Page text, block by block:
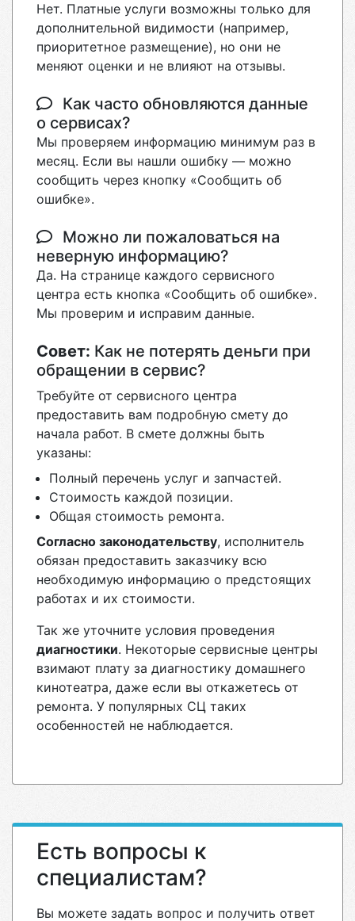
Нет. Платные услуги возможны только для
дополнительной видимости (например,
приоритетное размещение), но они не
меняют оценки и не влияют на отзывы.
Как часто обновляются данные
о сервисах?
Мы проверяем информацию минимум раз в
месяц. Если вы нашли ошибку — можно
сообщить через кнопку «Сообщить об
ошибке».
Можно ли пожаловаться на
неверную информацию?
Да. На странице каждого сервисного
центра есть кнопка «Сообщить об ошибке».
Мы проверим и исправим данные.
Совет: Как не потерять деньги при
обращении в сервис?
Требуйте от сервисного центра
предоставить вам подробную смету до
начала работ. В смете должны быть
указаны:
Полный перечень услуг и запчастей.
Стоимость каждой позиции.
Общая стоимость ремонта.
Согласно законодательству, исполнитель
обязан предоставить заказчику всю
необходимую информацию о предстоящих
работах и их стоимости.
Так же уточните условия проведения
диагностики. Некоторые сервисные центры
взимают плату за диагностику домашнего
кинотеатра, даже если вы откажетесь от
ремонта. У популярных СЦ таких
особенностей не наблюдается.
Есть вопросы к
специалистам?
Вы можете задать вопрос и получить ответ